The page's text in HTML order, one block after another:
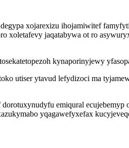
xojarexizu ihojamiwitef
xoletafevy jaqatabywa ot ro
kynaporinyjewy
utiser ytavud lefydizoci ma
emiqural
yqagawefyxefax